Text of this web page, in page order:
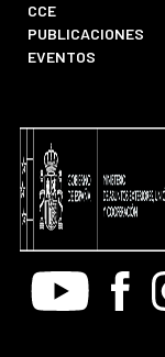
CCE
PUBLICACIONES
EVENTOS
Youtube